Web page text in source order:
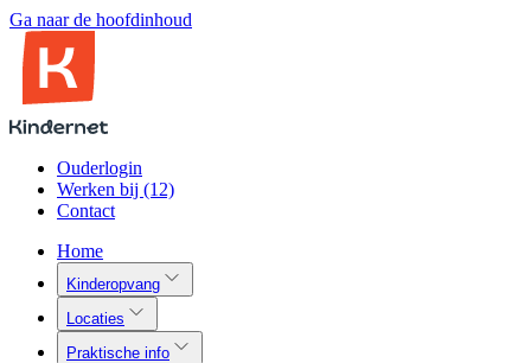
Ga naar de hoofdinhoud
Ouderlogin
Werken bij (12)
Contact
Home
Kinderopvang
Locaties
Praktische info